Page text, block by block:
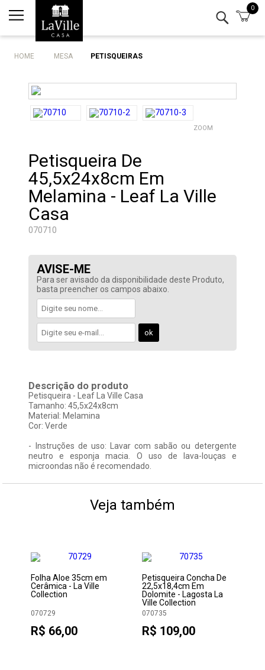
0
Minha conta
Lista de Presentes
Cozinha
Decor
Kits
Marcas
HOME MESA PETISQUEIRAS
ZOOM
Petisqueira De
45,5x24x8cm Em
Melamina - Leaf La Ville
Casa
070710
AVISE-ME
Para ser avisado da disponibilidade deste Produto,
basta preencher os campos abaixo.
Descrição do produto
Petisqueira - Leaf La Ville Casa
Tamanho: 45,5x24x8cm
Material: Melamina
Cor: Verde
- Instruções de uso: Lavar com sabão ou detergente
neutro e esponja macia. O uso de lava-louças e
microondas não é recomendado.
Veja também
Folha Aloe 35cm em
Cerâmica - La Ville
Collection
070729
R$ 66,00
Petisqueira Concha De
22,5x18,4cm Em
Dolomite - Lagosta La
Ville Collection
070735
R$ 109,00